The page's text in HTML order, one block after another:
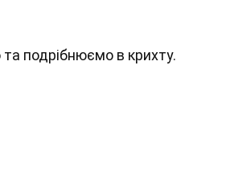
подрібнюємо в крихту.